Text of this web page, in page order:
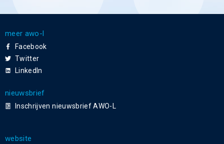
meer awo-l
Facebook
Twitter
LinkedIn
nieuwsbrief
Inschrijven nieuwsbrief AWO-L
website